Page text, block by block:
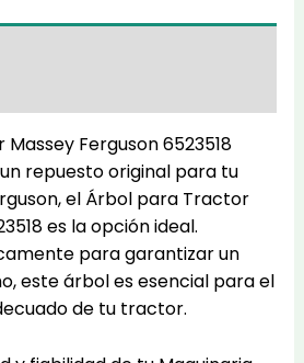
Ferguson 6523518
repuesto original para tu
el Árbol para Tractor
es la opción ideal.
para garantizar un
este árbol es esencial para el
de tu tractor.